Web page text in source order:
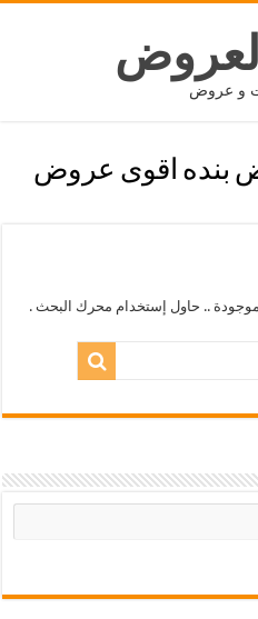
و عروض
بنده اقوى عروض
موجودة .. حاول إستخدام محرك البحث .